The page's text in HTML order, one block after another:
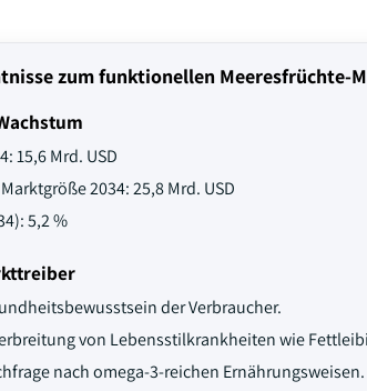
zum funktionellen Meeresfrüchte-
15,6 Mrd. USD
2034: 25,8 Mrd. USD
5,2 %
der Verbraucher.
von Lebensstilkrankheiten wie
nach omega-3-reichen Ernährungsweisen.